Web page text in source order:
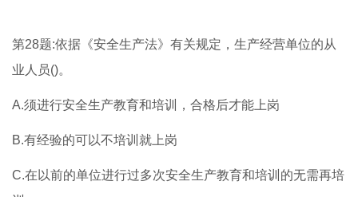
第28题:依据《安全生产法》有关规定，生产经营单位的从
业人员()。
A.须进行安全生产教育和培训，合格后才能上岗
B.有经验的可以不培训就上岗
C.在以前的单位进行过多次安全生产教育和培训的无需再培